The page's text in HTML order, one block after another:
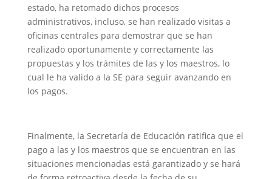
estado, ha retomado dichos procesos
administrativos, incluso, se han realizado visitas a
oficinas centrales para demostrar que se han
realizado oportunamente y correctamente las
propuestas y los trámites de las y los maestros, lo
cual le ha valido a la SE para seguir avanzando en
los pagos.
Finalmente, la Secretaría de Educación ratifica que el
pago a las y los maestros que se encuentran en las
situaciones mencionadas está garantizado y se hará